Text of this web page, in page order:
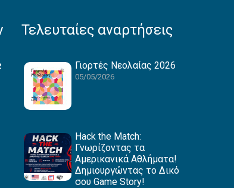
Τελευταίες αναρτήσεις
Γιορτές Νεολαίας 2026
05/05/2026
Hack the Match:
Γνωρίζοντας τα
Αμερικανικά Αθλήματα!
Δημιουργώντας το Δικό
σου Game Story!